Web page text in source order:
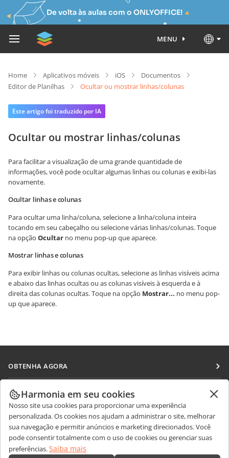
De volta às aulas com o ONLYOFFICE!
MENU
Home Aplicativos móveis iOS
Documentos
Editor de Planilhas
Ocultar ou mostrar linhas/colunas
Este artigo foi traduzido por IA
Ocultar ou mostrar linhas/colunas
Para facilitar a visualização de uma grande quantidade de
informações, você pode ocultar algumas linhas ou colunas e exibi-las
novamente.
Ocultar linhas e colunas
Para ocultar uma linha/coluna, selecione a linha/coluna inteira
tocando em seu cabeçalho ou selecione várias linhas/colunas. Toque
na opção Ocultar no menu pop-up que aparece.
Mostrar linhas e colunas
Para exibir linhas ou colunas ocultas, selecione as linhas visíveis acima
e abaixo das linhas ocultas ou as colunas visíveis à esquerda e à
direita das colunas ocultas. Toque na opção Mostrar... no menu pop-
up que aparece.
OBTENHA AGORA
Docs
DocSpace
Workspace
Conectores
Aplicativos para desktop
COLABORAR
Para colaboradores
Para tradutores
Para influenciadores
RECEBA NOTÍCIAS
Blog
OBTER AJUDA
Fórum
Harmonia em seu cookies
Nosso site usa cookies para proporcionar uma experiência
personalizada. Os cookies nos ajudam a administrar o site, melhorar
sua navegação e permitir anúncios e marketing direcionados. Você
pode consentir totalmente com o uso de cookies ou gerenciar suas
preferências.Saiba mais